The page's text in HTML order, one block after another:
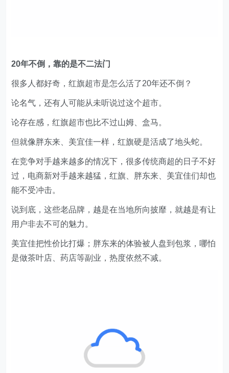
论名气，还有人可能从未听说过这个超市。
论存在感，红旗超市也比不过山姆、盒马。
但就像胖东来、美宜佳一样，红旗硬是活成了地头蛇。
在竞争对手越来越多的情况下，很多传统商超的日子不好
过，电商新对手越来越猛，红旗、胖东来、美宜佳们却也
能不受冲击。
说到底，这些老品牌，越是在当地所向披靡，就越是有让
用户非去不可的魅力。
美宜佳把性价比打爆；胖东来的体验被人盘到包浆，哪怕
是做茶叶店、药店等副业，热度依然不减。